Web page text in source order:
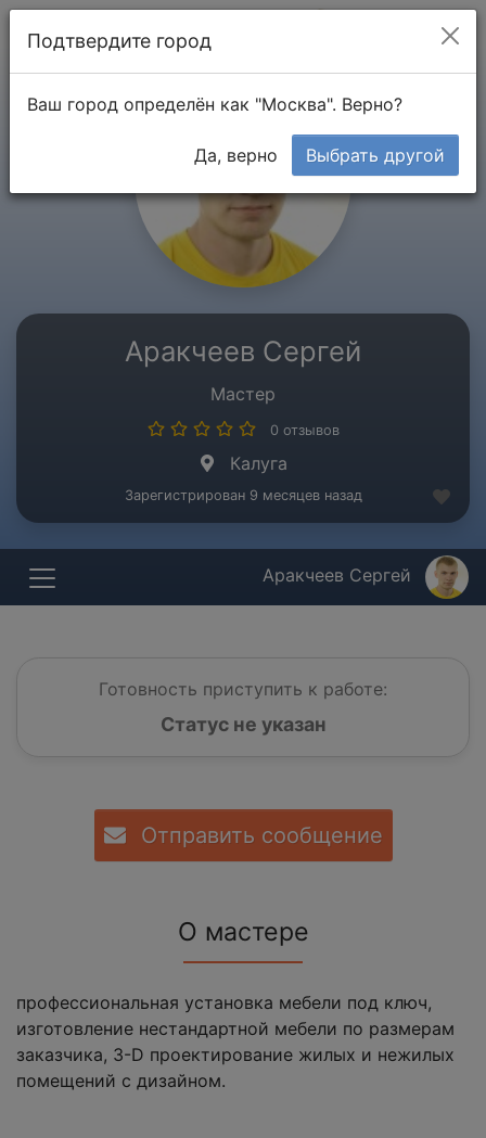
Аракчеев Сергей
Мастер
0 отзывов
Калуга
Зарегистрирован 9 месяцев назад
Аракчеев Сергей
Готовность приступить к работе:
Статус не указан
Отправить сообщение
О мастере
профессиональная установка мебели под ключ,
изготовление нестандартной мебели по размерам
заказчика, 3-D проектирование жилых и нежилых
помещений с дизайном.
Подтвердите город
Ваш город определён как "Москва". Верно?
Да, верно Выбрать другой